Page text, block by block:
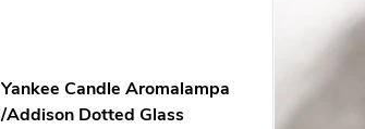
Yankee Candle Aromalampa
/Addison Dotted Glass